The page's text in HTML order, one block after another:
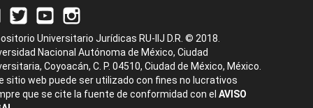
Universitario Jurídicas RU-IIJ D.R. © 2018.
Nacional Autónoma de México, Ciudad
Coyoacán, C. P. 04510, Ciudad de México, México.
sitio web puede ser utilizado con fines no lucrativos
que se cite la fuente de conformidad con el AVISO